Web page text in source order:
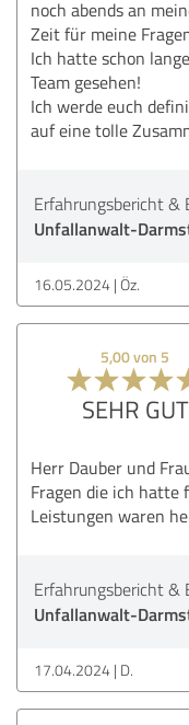
noch abends an
Zeit für meine
Ich hatte schon
Team gesehen!
Ich werde euch
auf eine tolle
Erfahrungsbericht &
Unfallanwalt-
16.05.2024 Öz.
5,00 von 5
SEHR GUT
Herr Dauber und
Fragen die ich hatte
Leistungen waren
Erfahrungsbericht &
Unfallanwalt-
17.04.2024 D.